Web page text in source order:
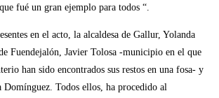
fué un gran ejemplo para todos “.
en el acto, la alcaldesa de Gallur, Yolanda
Fuendejalón, Javier Tolosa -municipio en el que
han sido encontrados sus restos en una fosa- y
Todos ellos, ha procedido al